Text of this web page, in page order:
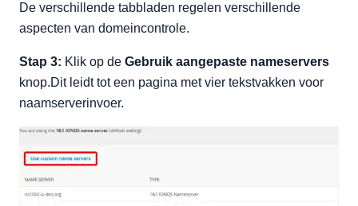
De verschillende tabbladen regelen verschillende
aspecten van domeincontrole.
Stap 3: Klik op de Gebruik aangepaste nameservers
knop.Dit leidt tot een pagina met vier tekstvakken voor
naamserverinvoer.